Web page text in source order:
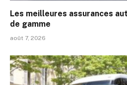
Les meilleures assurances
de gamme
août 7, 2026